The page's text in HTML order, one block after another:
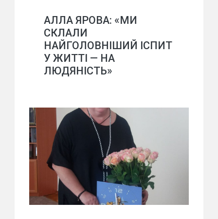
АЛЛА ЯРОВА: «МИ
СКЛАЛИ
НАЙГОЛОВНІШИЙ ІСПИТ
У ЖИТТІ — НА
ЛЮДЯНІСТЬ»